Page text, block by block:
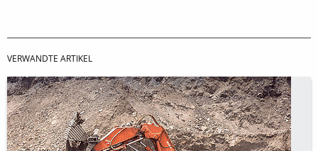
VERWANDTE ARTIKEL